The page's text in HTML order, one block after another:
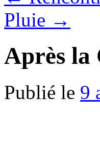
Pluie →
Après la
Publié le 9